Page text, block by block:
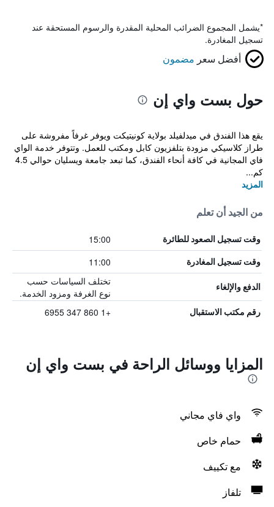
*يشمل المجموع الضرائب المحلية المقدرة والرسوم المستحقة عند
تسجيل المغادرة.
أفضل سعر مضمون
حول بست واي إن
يقع هذا الفندق في ميدلفيلد بولاية كونيتيكت ويوفر غرفاً مفروشة على
طراز كلاسيكي مزودة بتلفزيون كابل ومكتب للعمل. وتتوفر خدمة الواي
فاي المجانية في كافة أنحاء الفندق، كما تبعد جامعة ويسليان حوالي 4.5
كم...
المزيد
من الجيد أن تعلم
وقت تسجيل الصعود للطائرة 15:00
وقت تسجيل المغادرة 11:00
الدفع والإلغاء
تختلف السياسات حسب
نوع الغرفة ومزود الخدمة.
رقم مكتب الاستقبال +1 860 347 6955
المزايا ووسائل الراحة في بست واي إن
واي فاي مجاني
حمام خاص
مع تكييف
تلفاز